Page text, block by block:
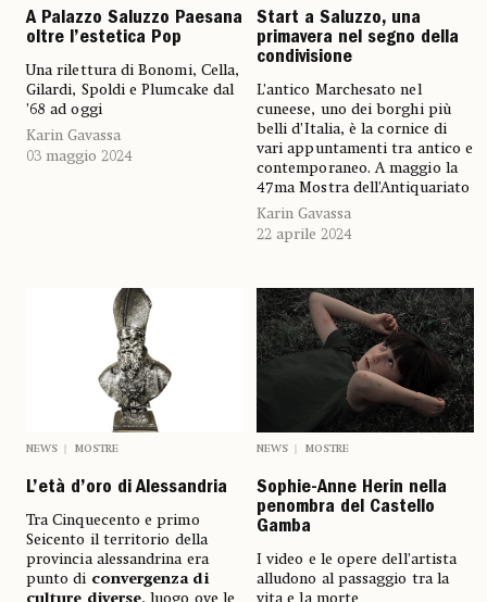
A Palazzo Saluzzo Paesana
oltre l’estetica Pop
Una rilettura di Bonomi, Cella,
Gilardi, Spoldi e Plumcake dal
’68 ad oggi
Karin Gavassa
03 maggio 2024
Start a Saluzzo, una
primavera nel segno della
condivisione
L’antico Marchesato nel
cuneese, uno dei borghi più
belli d’Italia, è la cornice di
vari appuntamenti tra antico e
contemporaneo. A maggio la
47ma Mostra dell’Antiquariato
Karin Gavassa
22 aprile 2024
NEWS MOSTRE
L’età d’oro di Alessandria
Tra Cinquecento e primo
Seicento il territorio della
provincia alessandrina era
punto di convergenza di
NEWS MOSTRE
Sophie-Anne Herin nella
penombra del Castello
Gamba
I video e le opere dell’artista
alludono al passaggio tra la